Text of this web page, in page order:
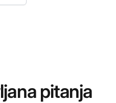
pitanja